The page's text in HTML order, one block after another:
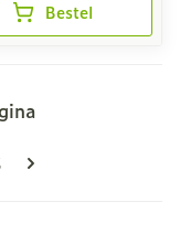
Bestel
pagina